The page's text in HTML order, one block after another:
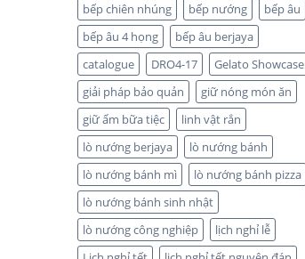
bếp chiên nhúng
bếp nướng
bếp âu
bếp âu 4 họng
bếp âu berjaya
catalogue
DRO4-17
Gelato Showcase
giải pháp bảo quản
giữ nóng món ăn
giữ ấm bữa tiệc
linh vật rắn
lò nướng berjaya
lò nướng bánh
lò nướng bánh mì
lò nướng bánh pizza
lò nướng bánh sinh nhật
lò nướng công nghiệp
lịch nghỉ lễ